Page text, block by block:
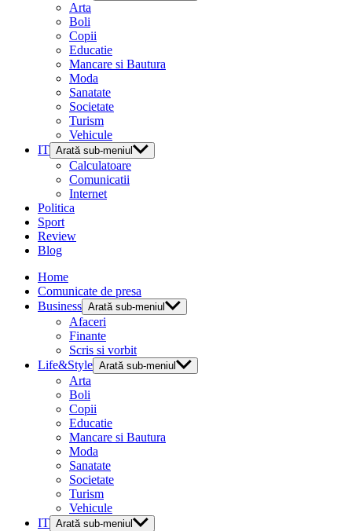
Arta
Boli
Copii
Educatie
Mancare si Bautura
Moda
Sanatate
Societate
Turism
Vehicule
IT Arată sub-meniul
Calculatoare
Comunicatii
Internet
Politica
Sport
Review
Blog
Home
Comunicate de presa
Business Arată sub-meniul
Afaceri
Finante
Scris si vorbit
Life&Style Arată sub-meniul
Arta
Boli
Copii
Educatie
Mancare si Bautura
Moda
Sanatate
Societate
Turism
Vehicule
IT Arată sub-meniul